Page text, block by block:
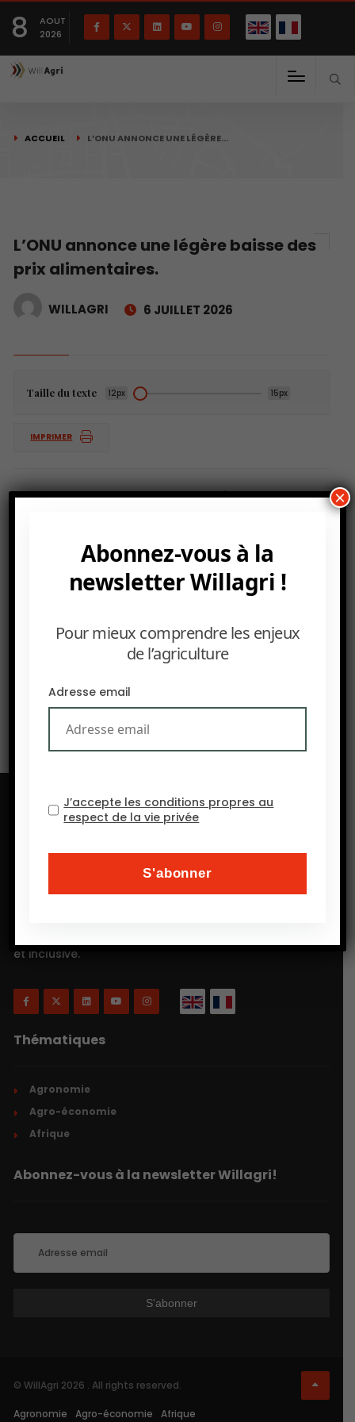
8
AOUT
2026
ACCUEIL L’ONU ANNONCE UNE LÉGÈRE…
L’ONU annonce une légère baisse des
prix alimentaires.
WILLAGRI 6 JUILLET 2026
Taille du texte 12px 15px
IMPRIMER
Selon l’ONU, les prix des denrées alimentaires
persistants liés au phénomène El Niño.
El Niño accroît la volatilité des prix des engrais.
Will Agri est un blog consacré à l’agriculture, plus
et inclusive.
Thématiques
Agronomie
Agro-économie
Afrique
Abonnez-vous à la newsletter Willagri!
© WillAgri 2026 . All rights reserved.
Agronomie Agro-économie Afrique
Abonnez-vous à la
newsletter Willagri !
Pour mieux comprendre les enjeux
de l’agriculture
Adresse email
J’accepte les conditions propres au
respect de la vie privée
×
Français English(English)